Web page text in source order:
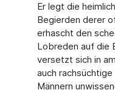
Er legt die
Begierden derer
erhascht den
Lobreden auf die
versetzt sich in
auch
Männern